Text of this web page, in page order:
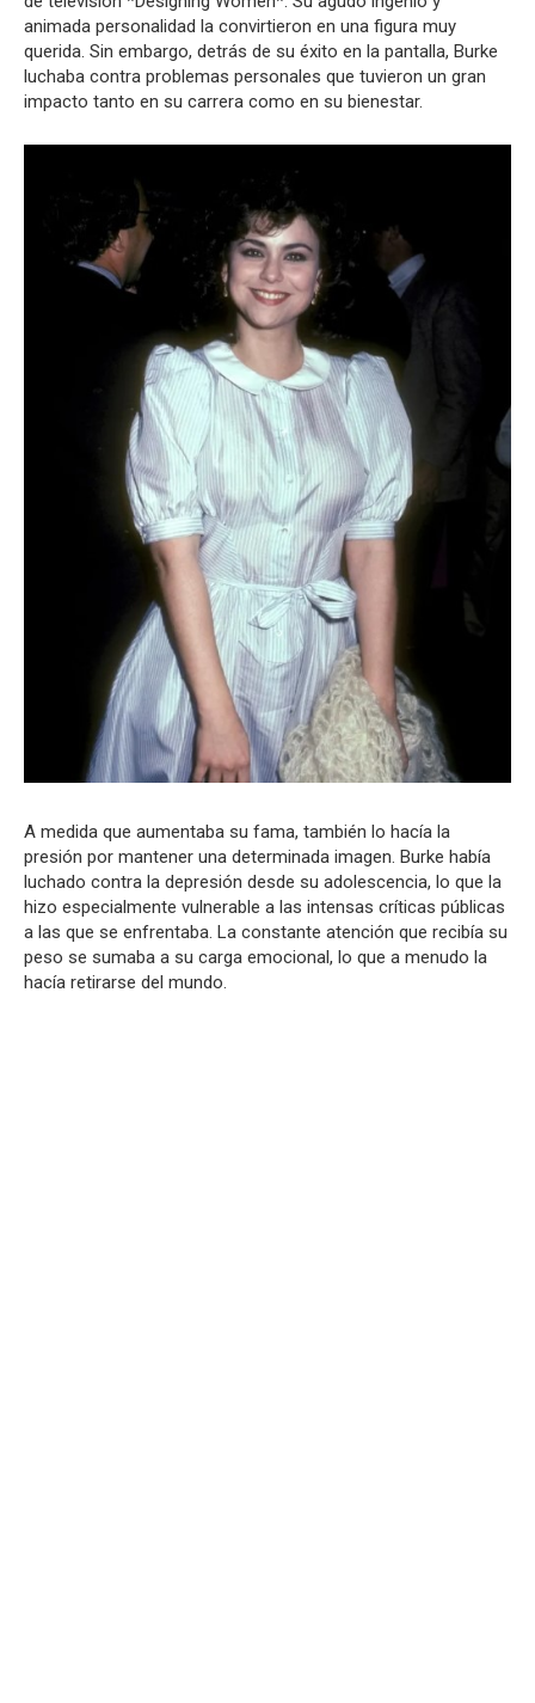
animada personalidad la convirtieron en una figura muy
querida. Sin embargo, detrás de su éxito en la pantalla, Burke
luchaba contra problemas personales que tuvieron un gran
impacto tanto en su carrera como en su bienestar.
A medida que aumentaba su fama, también lo hacía la
presión por mantener una determinada imagen. Burke había
luchado contra la depresión desde su adolescencia, lo que la
hizo especialmente vulnerable a las intensas críticas públicas
a las que se enfrentaba. La constante atención que recibía su
peso se sumaba a su carga emocional, lo que a menudo la
hacía retirarse del mundo.